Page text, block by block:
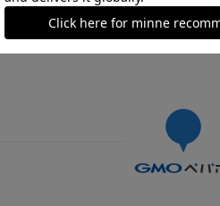
©GMO Pepabo, Inc. All